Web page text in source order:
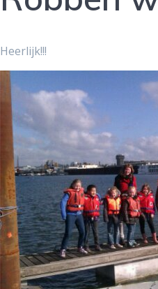
Heerlijk!!!